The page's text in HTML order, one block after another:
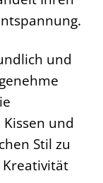
und
und
Stil zu
Kreativität